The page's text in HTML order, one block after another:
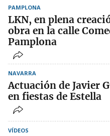
PAMPLONA
LKN, en plena
obra en la calle
Pamplona
NAVARRA
Actuación de Javier
en fiestas de Estella
VÍDEOS